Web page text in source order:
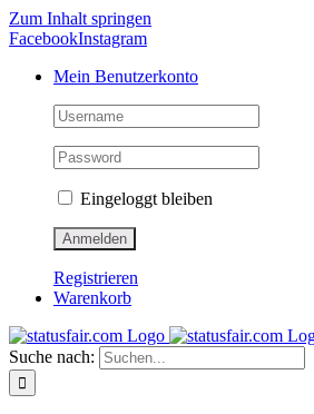
Zum Inhalt springen
FacebookInstagram
Mein Benutzerkonto
Eingeloggt bleiben
Registrieren
Warenkorb
Suche nach: